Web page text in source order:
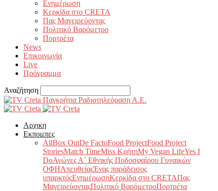
Ενημέρωση
Κερκίδα στο CRETA
Πας Μαγειρεύοντας
Πολιτικό Βαρόμετρο
Πορτρέτα
News
Επικοινωνία
Live
Πρόγραμμα
Αναζήτηση
Παγκρήτια Ραδιοτηλεόραση Α.Ε.
Αρχικη
Εκπομπες
AllBox OutDe FactoFood ProjectFood Project
StoriesMatch TimeMiss ΚρήτηMy Vegan LifeYes I
DoΑγώνες Α΄ Εθνικής Ποδοσφαίρου Γυναικών
ΟΦΗΑπευθείαςΈνας παράδεισος
υπαρκτόςΕνημέρωσηΚερκίδα στο CRETAΠας
ΜαγειρεύονταςΠολιτικό ΒαρόμετροΠορτρέτα